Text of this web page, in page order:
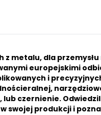
z metalu, dla
europejskimi
i
czernienie.
swojej produkcji i